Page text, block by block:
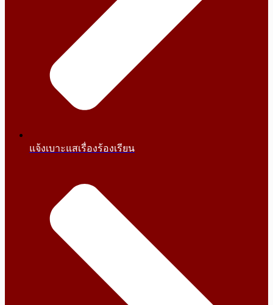
แจ้งเบาะแสเรื่องร้องเรียน